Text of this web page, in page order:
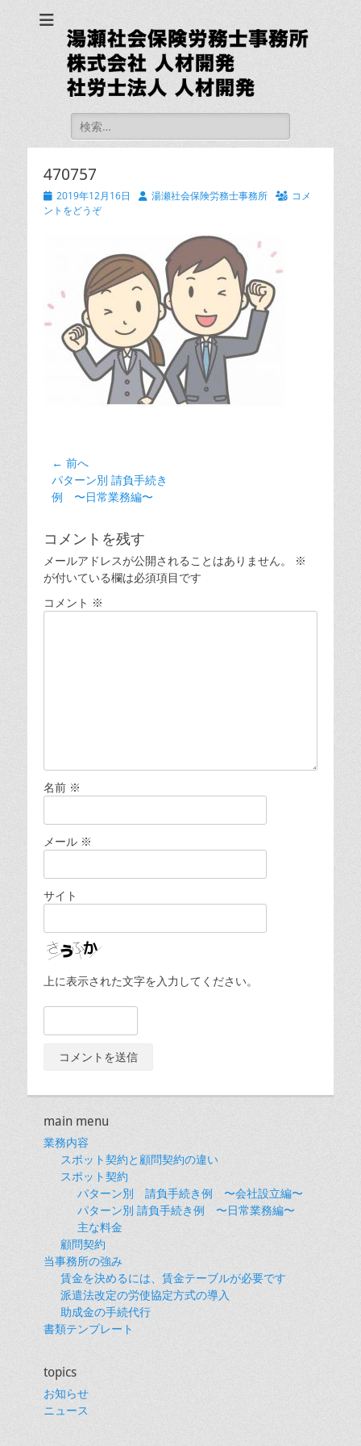
湯瀬社会保険労務士
事務所 社労士法人
人材開発
検
索:
470757
投
稿
2019年12月16日
投 湯瀬社会保険労務士事務所
コメ
ントをどうぞ
投
稿
ナ
ゲ
ー
ョ
← 前へ
前
の
パターン別 請負手続き
例 〜日常業務編〜
コメントを残す
メールアドレスが公開されることはありません。
※
が付いている欄は必須項目です
コメント ※
名前 ※
メール ※
サイト
上に表示された文字を入力してください。
main menu
業務内容
スポット契約と顧問契約の違い
スポット契約
パターン別 請負手続き例 〜会社設立編〜
パターン別 請負手続き例 〜日常業務編〜
主な料金
顧問契約
当事務所の強み
賃金を決めるには、賃金テーブルが必要です
派遣法改定の労使協定方式の導入
助成金の手続代行
書類テンプレート
topics
お知らせ
ニュース